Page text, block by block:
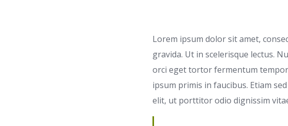
Lorem ipsum dolor sit amet,
gravida. Ut in scelerisque lectus.
orci eget tortor fermentum tempor
ipsum primis in faucibus. Etiam
elit, ut porttitor odio dignissim